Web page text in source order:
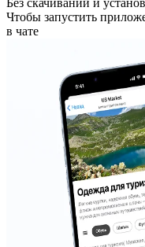
Без скачиваний и
Чтобы запустить
в чате